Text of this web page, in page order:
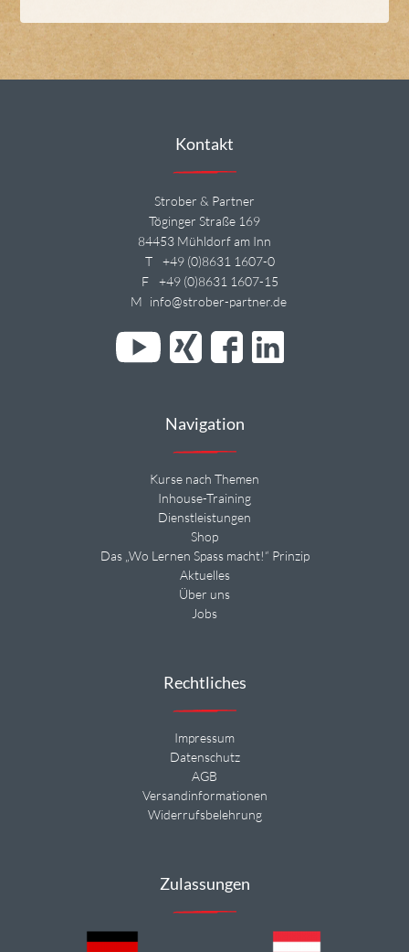
Kontakt
Strober & Partner
Töginger Straße 169
84453 Mühldorf am Inn
T
+49 (0)8631 1607-0
F
+49 (0)8631 1607-15
M info@strober-partner.de
Navigation
Kurse nach Themen
Inhouse-Training
Dienstleistungen
Shop
Das „Wo Lernen Spass macht!“ Prinzip
Aktuelles
Über uns
Jobs
Rechtliches
Impressum
Datenschutz
AGB
Versandinformationen
Widerrufsbelehrung
Zulassungen